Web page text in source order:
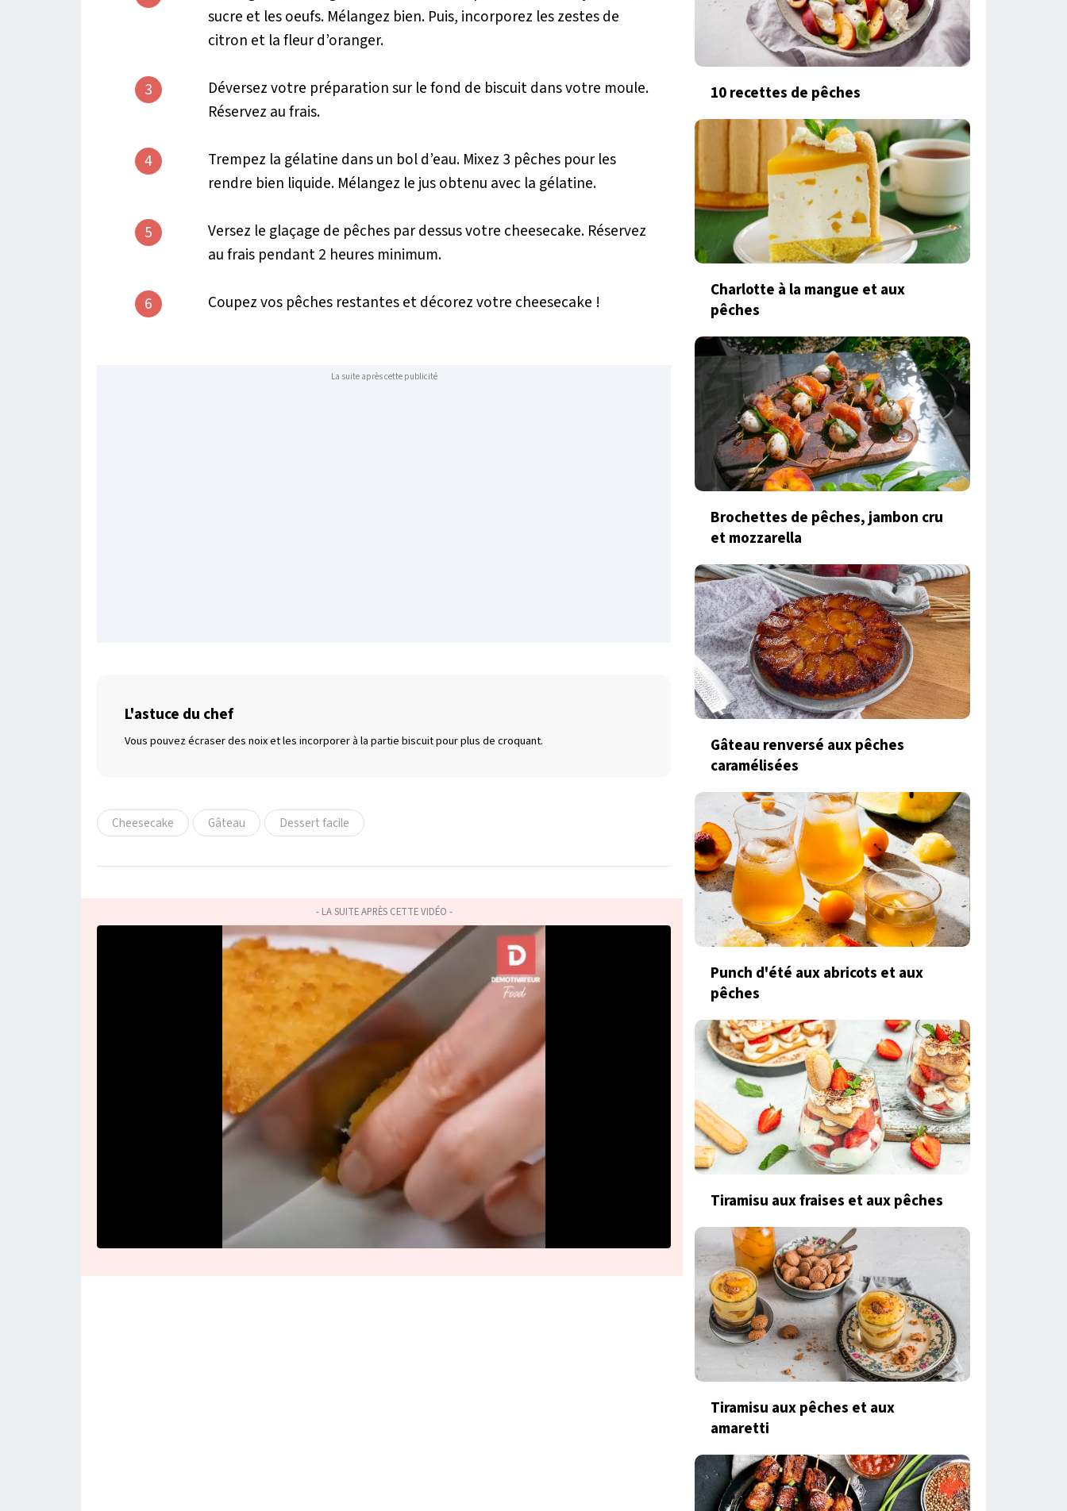
sucre et les oeufs. Mélangez bien. Puis, incorporez les zestes de
citron et la fleur d’oranger.
3
Déversez votre préparation sur le fond de biscuit dans votre moule.
Réservez au frais.
4
Trempez la gélatine dans un bol d’eau. Mixez 3 pêches pour les
rendre bien liquide. Mélangez le jus obtenu avec la gélatine.
5
Versez le glaçage de pêches par dessus votre cheesecake. Réservez
au frais pendant 2 heures minimum.
6 Coupez vos pêches restantes et décorez votre cheesecake !
La suite après cette publicité
L'astuce du chef
Vous pouvez écraser des noix et les incorporer à la partie biscuit pour plus de croquant.
Cheesecake Gâteau Dessert facile
- LA SUITE APRÈS CETTE VIDÉO -
10 recettes de pêches
Charlotte à la mangue et aux
pêches
Brochettes de pêches, jambon cru
et mozzarella
Gâteau renversé aux pêches
caramélisées
Punch d'été aux abricots et aux
pêches
Tiramisu aux fraises et aux pêches
Tiramisu aux pêches et aux
amaretti